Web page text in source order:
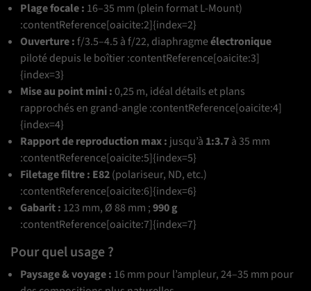
Plage focale : 16–35 mm (plein format L-Mount)
:contentReference[oaicite:2]{index=2}
Ouverture :f/3.5–4.5 à f/22, diaphragmeélectronique
piloté depuis le boîtier :contentReference[oaicite:3]
{index=3}
Mise au point mini :0,25 m, idéal détails et plans
rapprochés en grand-angle :contentReference[oaicite:4]
{index=4}
Rapport de reproduction max : jusqu’à 1:3.7à 35 mm
:contentReference[oaicite:5]{index=5}
Filetage filtre : E82(polariseur, ND, etc.)
:contentReference[oaicite:6]{index=6}
Gabarit : 123 mm, Ø 88 mm ;990 g
:contentReference[oaicite:7]{index=7}
Pour quel usage ?
Paysage & voyage : 16 mm pour l’ampleur, 24–35 mm pour